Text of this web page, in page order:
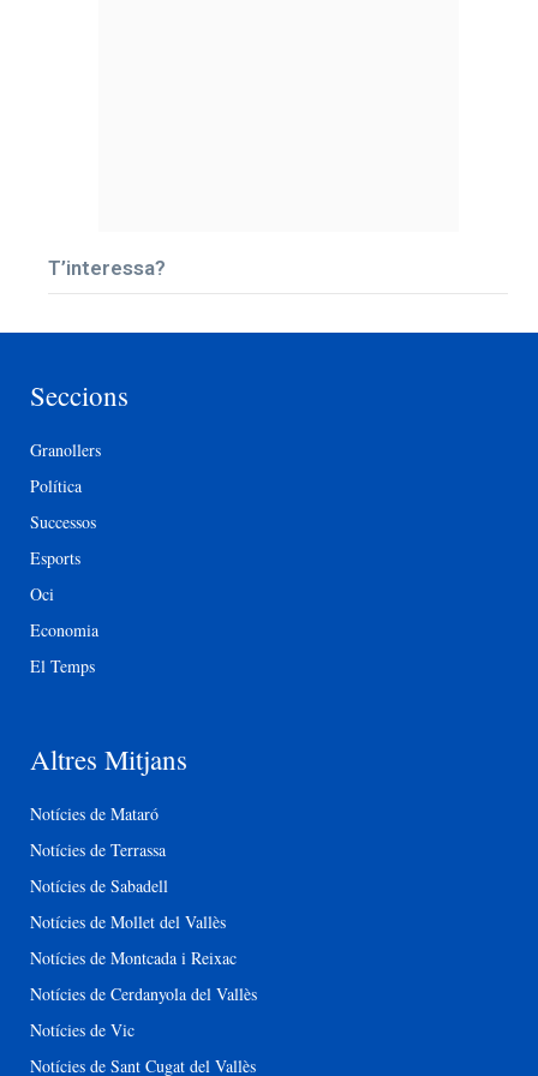
T’interessa?
Seccions
Granollers
Política
Successos
Esports
Oci
Economia
El Temps
Altres Mitjans
Notícies de Mataró
Notícies de Terrassa
Notícies de Sabadell
Notícies de Mollet del Vallès
Notícies de Montcada i Reixac
Notícies de Cerdanyola del Vallès
Notícies de Vic
Notícies de Sant Cugat del Vallès